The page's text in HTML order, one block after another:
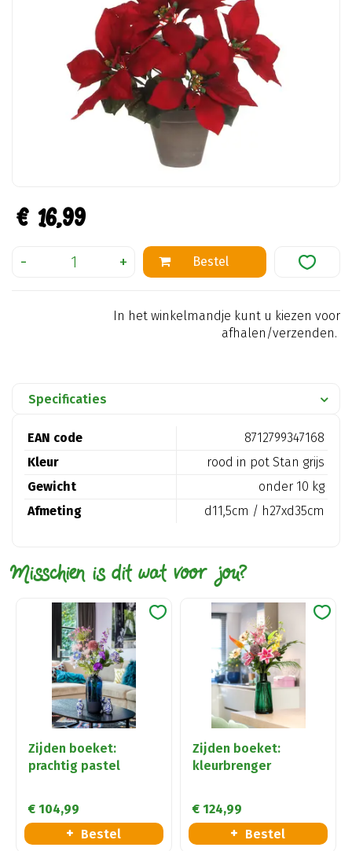
€ 16,99
In het winkelmandje kunt u kiezen voor
afhalen/verzenden.
Specificaties
EAN code
8712799347168
Kleur
rood in pot Stan grijs
Gewicht
onder 10 kg
Afmeting
d11,5cm / h27xd35cm
Misschien is dit wat voor jou?
Zijden boeket:
prachtig pastel
€ 104,99
Bestel
Zijden boeket:
kleurbrenger
€ 124,99
Bestel